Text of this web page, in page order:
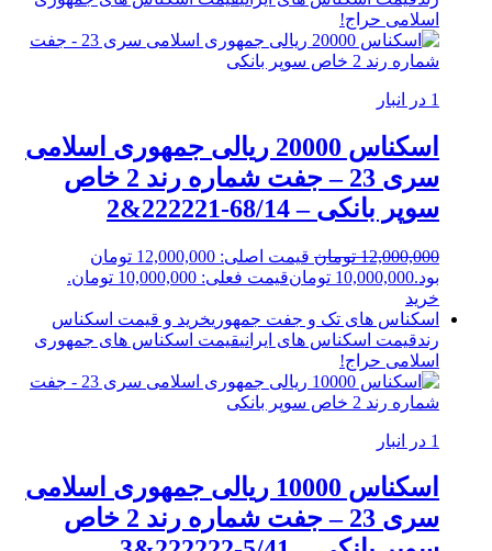
اسلامی حراج!
1 در انبار
اسکناس 20000 ریالی جمهوری اسلامی
سری 23 – جفت شماره رند 2 خاص
سوپر بانکی – 68/14-222221&2
12,000,000 تومان
قیمت اصلی: 12,000,000 تومان
بود.10,000,000 تومانقیمت فعلی: 10,000,000 تومان.
خرید
اسکناس های تک و جفت جمهوریخرید و قیمت اسکناس
رندقیمت اسکناس های ایرانیقیمت اسکناس های جمهوری
اسلامی حراج!
1 در انبار
اسکناس 10000 ریالی جمهوری اسلامی
سری 23 – جفت شماره رند 2 خاص